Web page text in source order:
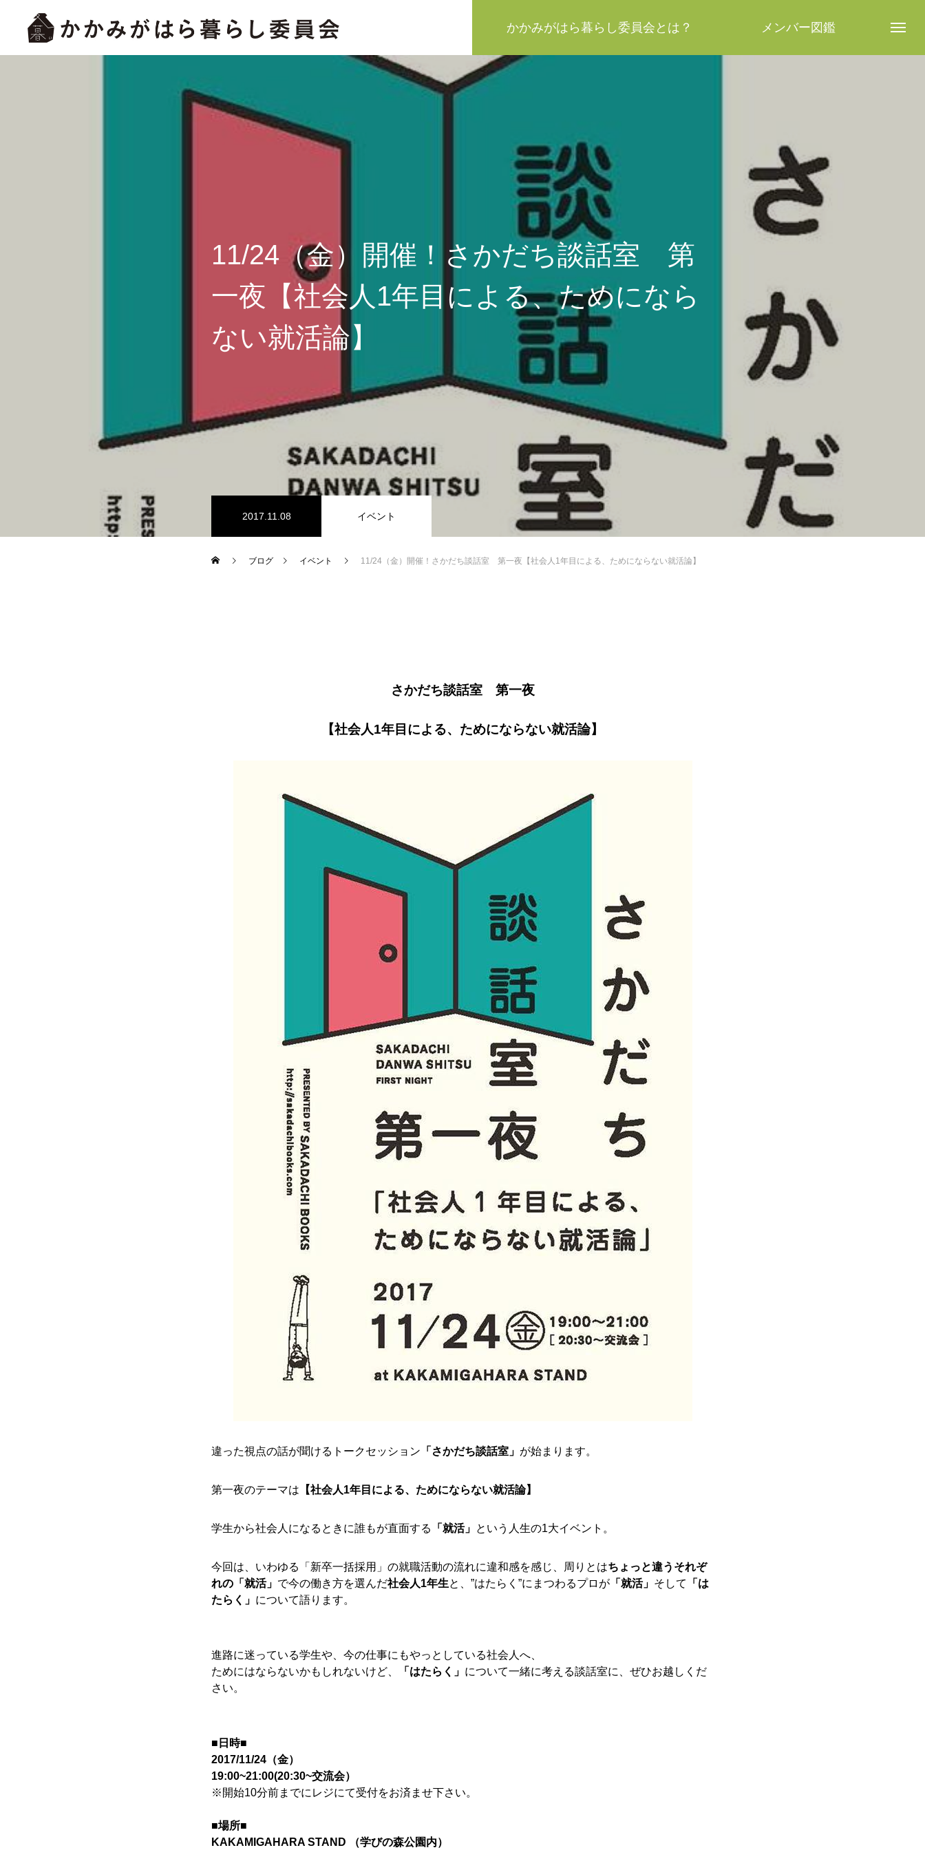
かかみがはら暮らし委員会とは？ メンバー図鑑
かかみがはら暮らし委員会とは？
かかみがはら暮らし委員会とは？
Instagram
11/24（金）開催！さかだち談話室 第
一夜【社会人1年目による、ためになら
ない就活論】
2017.11.08 イベント
ブログ イベント 11/24（金）開催！さかだち談話室 第一夜【社会人1年目による、ためにならない就活論】
さかだち談話室 第一夜
【社会人1年目による、ためにならない就活論】
違った視点の話が聞けるトークセッション 「さかだち談話室」 が始まります。
第一夜のテーマは 【社会人1年目による、ためにならない就活論】
学生から社会人になるときに誰もが直面する 「就活」 とい う人生の1大イベント。
今回は、いわゆる「新卒一括採用」の就職活動の流れに違和感を感じ、周りとはちょっと違うそれぞ
れの「就活」 で今の働き方を選んだ社会人1年生と、”はたらく”にまつわるプロが 「就活」 そして
「は
たらく」 について語ります。
進路に迷っている学生や、今の仕事にもやっとしている社会人へ、
ためにはならないかもしれないけど、
「はたらく」 について一緒に考える談話室に、ぜひお越しくだ
さい。
■日時■
2017/11/24（金）
19:00~21:00(20:30~交流会）
※開始10分前までにレジにて受付をお済ませ下さい。
■場所■
KAKAMIGAHARA STAND （学びの森公園内）